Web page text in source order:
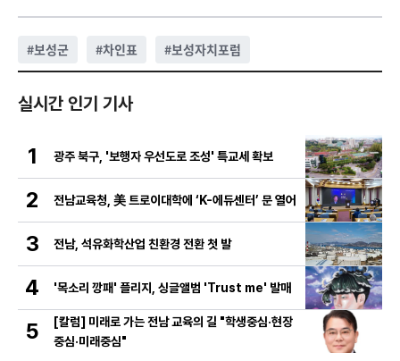
#보성군 #차인표 #보성자치포럼
실시간 인기 기사
1 광주 북구, '보행자 우선도로 조성' 특교세 확보
2 전남교육청, 美 트로이대학에 ‘K-에듀센터’ 문 열어
3 전남, 석유화학산업 친환경 전환 첫 발
4 '목소리 깡패' 플리지, 싱글앨범 'Trust me' 발매
5
[칼럼] 미래로 가는 전남 교육의 길 "학생중심·현장
중심·미래중심"